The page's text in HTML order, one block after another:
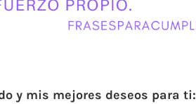
y mis mejores deseos para ti: